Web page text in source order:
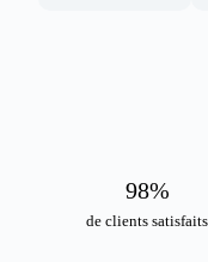
de clients satisfaits
98%